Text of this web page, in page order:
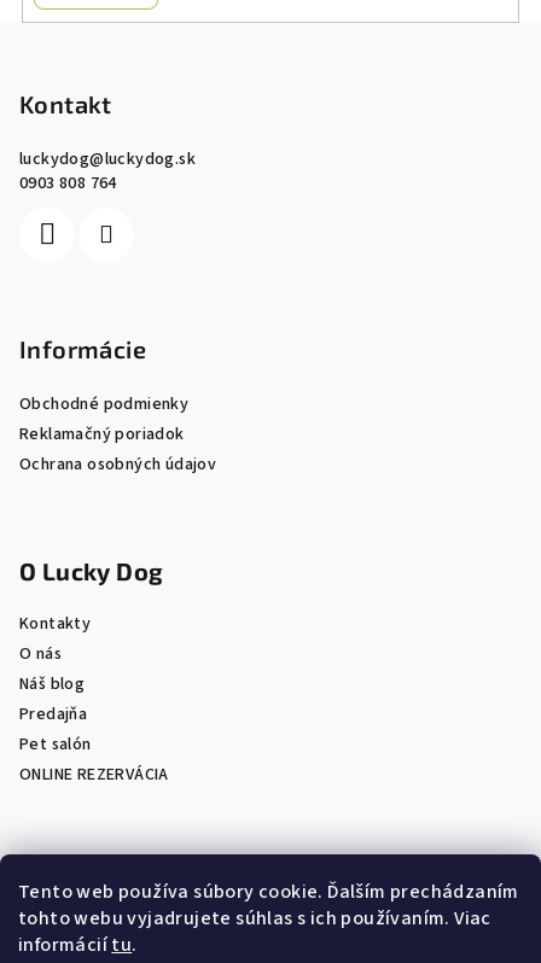
Tento web používa súbory cookie. Ďalším prechádzaním
tohto webu vyjadrujete súhlas s ich používaním. Viac
informáciítu.
Kontakt
luckydog@luckydog.sk
0903 808 764
Informácie
Obchodné podmienky
Reklamačný poriadok
Ochrana osobných údajov
O Lucky Dog
Kontakty
O nás
Náš blog
Predajňa
Pet salón
ONLINE REZERVÁCIA
Prijímame online platby